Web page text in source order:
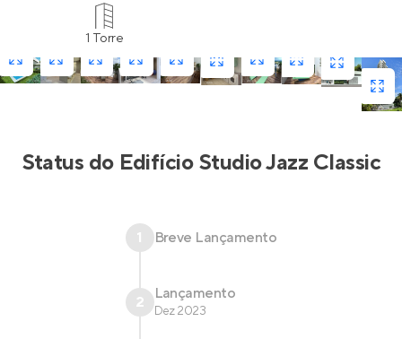
1 Torre
Status do Edifício Studio Jazz Classic
1 Breve Lançamento
2 Lançamento
Dez 2023